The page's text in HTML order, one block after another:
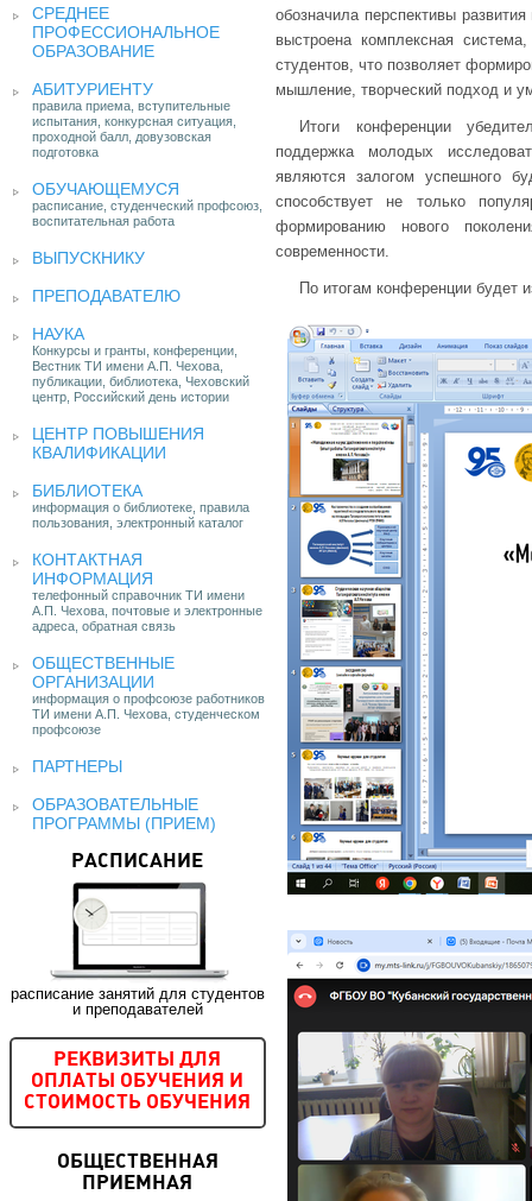
СРЕДНЕЕ
ПРОФЕССИОНАЛЬНОЕ
ОБРАЗОВАНИЕ
АБИТУРИЕНТУ
правила приема, вступительные
испытания, конкурсная ситуация,
проходной балл, довузовская
подготовка
ОБУЧАЮЩЕМУСЯ
расписание, студенческий профсоюз,
воспитательная работа
ВЫПУСКНИКУ
ПРЕПОДАВАТЕЛЮ
НАУКА
Конкурсы и гранты, конференции,
Вестник ТИ имени А.П. Чехова,
публикации, библиотека, Чеховский
центр, Российский день истории
ЦЕНТР ПОВЫШЕНИЯ
КВАЛИФИКАЦИИ
БИБЛИОТЕКА
информация о библиотеке, правила
пользования, электронный каталог
КОНТАКТНАЯ
ИНФОРМАЦИЯ
телефонный справочник ТИ имени
А.П. Чехова, почтовые и электронные
адреса, обратная связь
ОБЩЕСТВЕННЫЕ
ОРГАНИЗАЦИИ
информация о профсоюзе работников
ТИ имени А.П. Чехова, студенческом
профсоюзе
ПАРТНЕРЫ
ОБРАЗОВАТЕЛЬНЫЕ
ПРОГРАММЫ (ПРИЕМ)
РАСПИСАНИЕ
расписание занятий для студентов
и преподавателей
РЕКВИЗИТЫ ДЛЯ
ОПЛАТЫ ОБУЧЕНИЯ И
СТОИМОСТЬ ОБУЧЕНИЯ
ОБЩЕСТВЕННАЯ
ПРИЕМНАЯ
обозначила перспективы
выстроена комплексная
студентов, что позволяет
мышление, творческий подход и
Итоги конференции
поддержка молодых
являются залогом успешного
способствует не только
формированию нового
современности.
По итогам конференции будет